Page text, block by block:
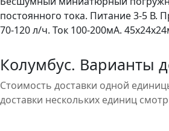
постоянного тока. Питание 3-5 В.
70-120 л/ч. Ток 100-200мА.
Колумбус. Варианты
Стоимость доставки одной
доставки нескольких единиц